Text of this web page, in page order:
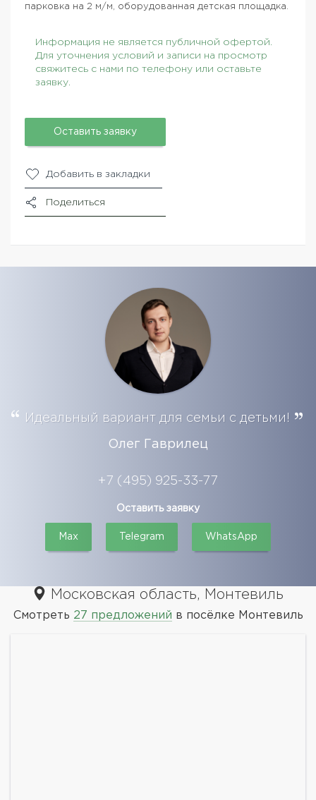
парковка на 2 м/м, оборудованная детская площадка.
Информация не является публичной офертой.
Для уточнения условий и записи на просмотр
свяжитесь с нами по телефону или оставьте
заявку.
Оставить заявку
Добавить в закладки
Поделиться
Идеальный вариант для семьи с детьми!
Олег Гаврилец
+7 (495) 925-33-77
Оставить заявку
Max Telegram WhatsApp
Московская область, Монтевиль
Смотреть 27 предложений в посёлке Монтевиль